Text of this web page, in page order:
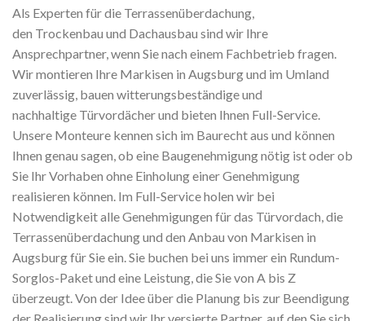
Als Experten für die Terrassenüberdachung,
den Trockenbau und Dachausbau sind wir Ihre
Ansprechpartner, wenn Sie nach einem Fachbetrieb fragen.
Wir montieren Ihre Markisen in Augsburg und im Umland
zuverlässig, bauen witterungsbeständige und
nachhaltige Türvordächer und bieten Ihnen Full-Service.
Unsere Monteure kennen sich im Baurecht aus und können
Ihnen genau sagen, ob eine Baugenehmigung nötig ist oder ob
Sie Ihr Vorhaben ohne Einholung einer Genehmigung
realisieren können. Im Full-Service holen wir bei
Notwendigkeit alle Genehmigungen für das Türvordach, die
Terrassenüberdachung und den Anbau von Markisen in
Augsburg für Sie ein. Sie buchen bei uns immer ein Rundum-
Sorglos-Paket und eine Leistung, die Sie von A bis Z
überzeugt. Von der Idee über die Planung bis zur Beendigung